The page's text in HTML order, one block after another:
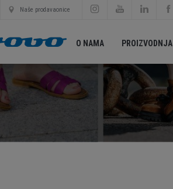
Naše prodavaonice
O NAMA PROIZVODNJA